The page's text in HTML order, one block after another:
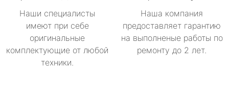
Наши специалисты
имеют при себе
оригинальные
комплектующие от любой
техники.
Наша компания
предоставляет гарантию
на выполненые работы по
ремонту до 2 лет.